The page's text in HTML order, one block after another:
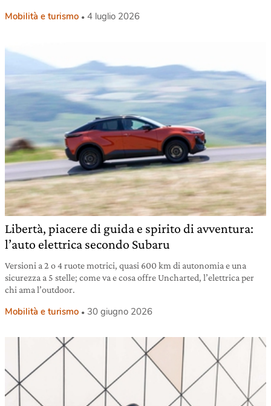
Mobilità e turismo 4 luglio 2026
Libertà, piacere di guida e spirito di avventura:
l’auto elettrica secondo Subaru
Versioni a 2 o 4 ruote motrici, quasi 600 km di autonomia e una
sicurezza a 5 stelle; come va e cosa offre Uncharted, l’elettrica per
chi ama l’outdoor.
Mobilità e turismo 30 giugno 2026